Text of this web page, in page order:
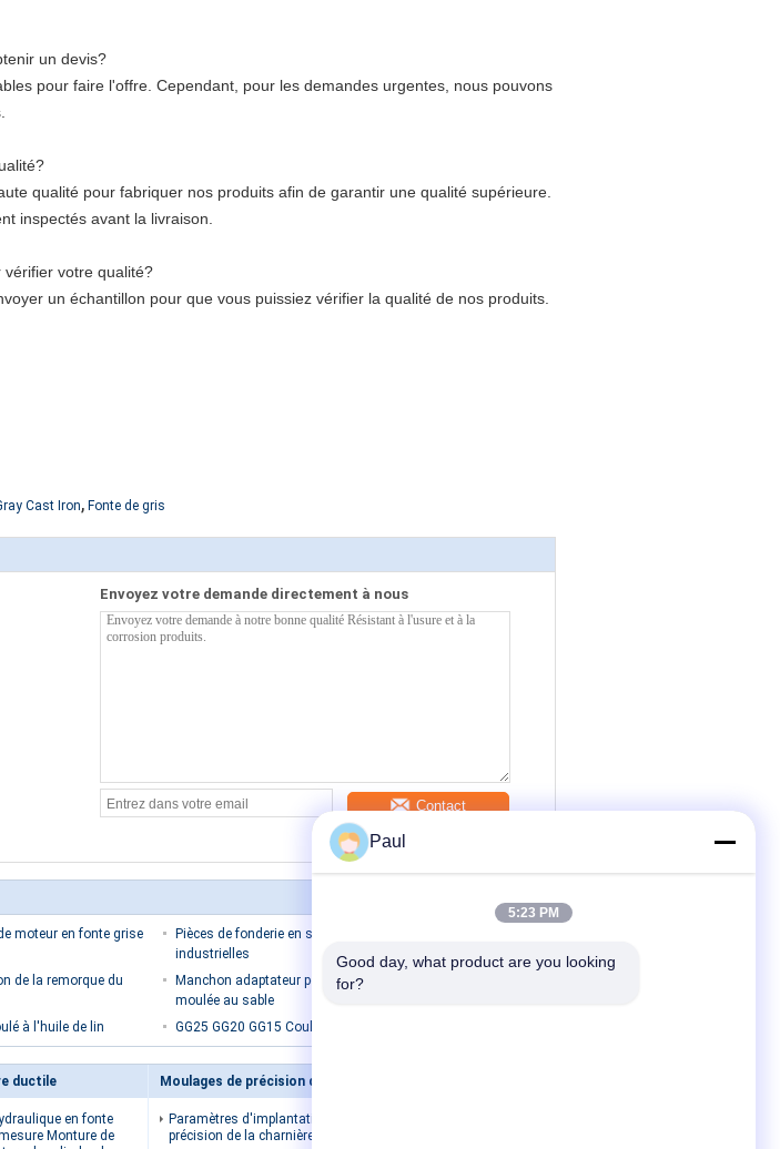
un devis?
pour faire l'offre. Cependant, pour les demandes urgentes, nous pouvons
qualité pour fabriquer nos produits afin de garantir une qualité supérieure.
inspectés avant la livraison.
votre qualité?
un échantillon pour que vous puissiez vérifier la qualité de nos produits.
Cast Iron, Fonte de gris
Envoyez votre demande directement à nous
Contact
moteur en fonte grise
Pièces de fonderie en sable de fer gris pour machines
industrielles
de la remorque du
Manchon adaptateur pour roulement en fonte grise
moulée au sable
à l'huile de lin
GG25 GG20 GG15 Coulée de sable en fonte de fer gris
ductile
en fonte
Monture de
Paramètres d'implantation de
précision de la charnière
Paul
5:23 PM
Good day, what product are you looking
for?